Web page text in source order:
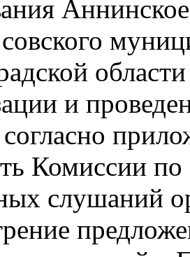
и
согласно
Комиссии по
слушаний